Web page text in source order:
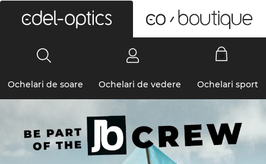
Ochelari de soare Ochelari de vedere Ochelari sport